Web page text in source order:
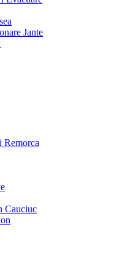
Jante
Remorca
Cauciuc